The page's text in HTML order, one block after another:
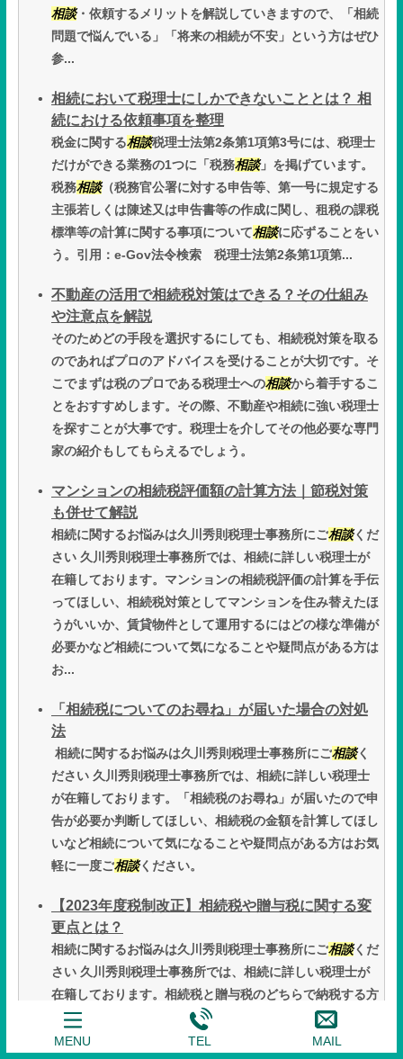
相談・依頼するメリットを解説していきますので、「相続
問題で悩んでいる」「将来の相続が不安」という方はぜひ
参...
相続において税理士にしかできないこととは？ 相
続における依頼事項を整理
税金に関する相談税理士法第2条第1項第3号には、税理士
だけができる業務の1つに「税務相談」を掲げています。
税務相談（税務官公署に対する申告等、第一号に規定する
主張若しくは陳述又は申告書等の作成に関し、租税の課税
標準等の計算に関する事項について相談に応ずることをい
う。引用：e-Gov法令検索 税理士法第2条第1項第...
不動産の活用で相続税対策はできる？その仕組み
や注意点を解説
そのためどの手段を選択するにしても、相続税対策を取る
のであればプロのアドバイスを受けることが大切です。そ
こでまずは税のプロである税理士への相談から着手するこ
とをおすすめします。その際、不動産や相続に強い税理士
を探すことが大事です。税理士を介してその他必要な専門
家の紹介もしてもらえるでしょう。
マンションの相続税評価額の計算方法｜節税対策
も併せて解説
相続に関するお悩みは久川秀則税理士事務所にご相談くだ
さい 久川秀則税理士事務所では、相続に詳しい税理士が
在籍しております。マンションの相続税評価の計算を手伝
ってほしい、相続税対策としてマンションを住み替えたほ
うがいいか、賃貸物件として運用するにはどの様な準備が
必要かなど相続について気になることや疑問点がある方は
お...
「相続税についてのお尋ね」が届いた場合の対処
法
相続に関するお悩みは久川秀則税理士事務所にご相談く
ださい 久川秀則税理士事務所では、相続に詳しい税理士
が在籍しております。「相続税のお尋ね」が届いたので申
告が必要か判断してほしい、相続税の金額を計算してほし
いなど相続について気になることや疑問点がある方はお気
軽に一度ご相談ください。
【2023年度税制改正】相続税や贈与税に関する変
更点とは？
相続に関するお悩みは久川秀則税理士事務所にご相談くだ
さい 久川秀則税理士事務所では、相続に詳しい税理士が
在籍しております。相続税と贈与税のどちらで納税する方
が良いか教えて欲しい、相続税の金額を計算してほしい、
自分が使える特例制度について教えて欲しいなど相続につ
MENU TEL MAIL